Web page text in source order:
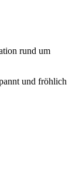
rund um
und fröhlich